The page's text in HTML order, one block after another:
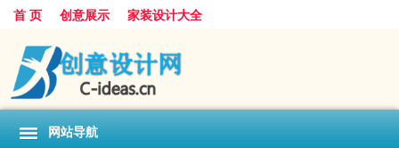
首 页 创意展示 家装设计大全
网站导航